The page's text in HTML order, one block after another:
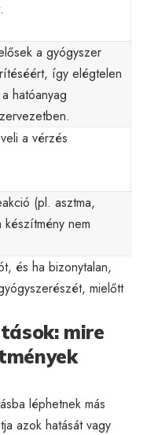
a gyógyszer
így elégtelen
hatóanyag
a vérzés
(pl. asztma,
nem
és ha bizonytalan,
mielőtt
mire
léphetnek más
azok hatását vagy